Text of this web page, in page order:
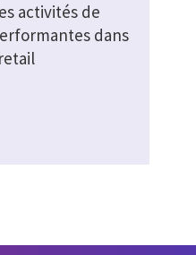
activités de
dans